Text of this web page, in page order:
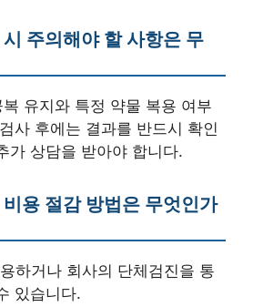
주의해야 할 사항은 무
유지와 특정 약물 복용 여부
사 후에는 결과를 반드시 확인
가 상담을 받아야 합니다.
용 절감 방법은 무엇인가
하거나 회사의 단체검진을 통
있습니다.